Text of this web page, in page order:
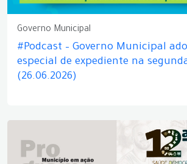
Governo Municipal
#Podcast – Governo Municipal
especial de expediente na
(26.06.2026)